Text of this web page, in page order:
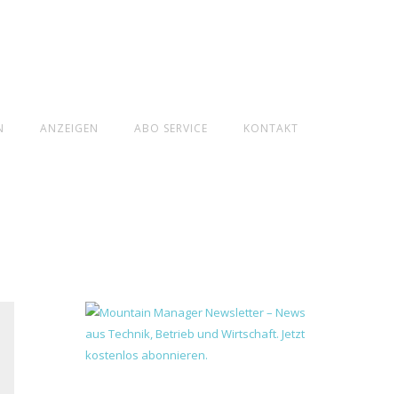
ANZEIGEN ABO SERVICE KONTAKT